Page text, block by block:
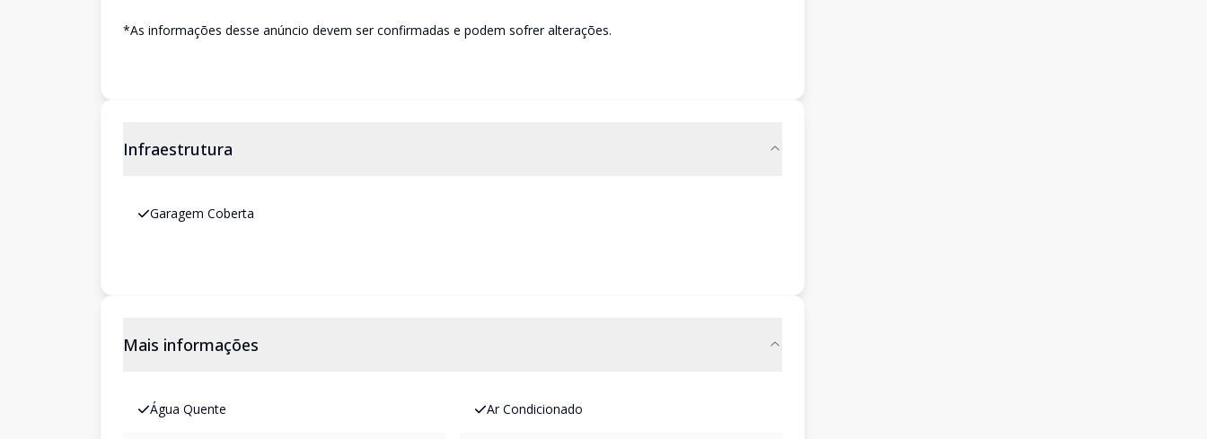
*As informações desse anúncio devem ser confirmadas e podem sofrer alterações.
Infraestrutura
Garagem Coberta
Mais informações
Água Quente Ar Condicionado